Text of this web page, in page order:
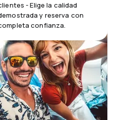
- Elige la calidad
y reserva con
confianza.